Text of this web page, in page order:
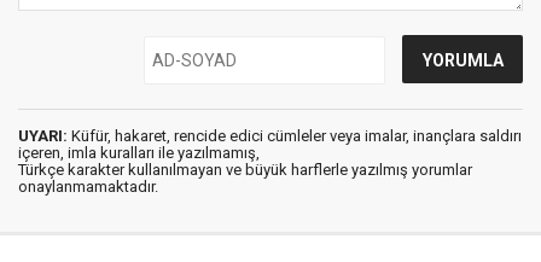
UYARI: Küfür, hakaret, rencide edici cümleler veya imalar, inançlara saldırı
içeren, imla kuralları ile yazılmamış,
Türkçe karakter kullanılmayan ve büyük harflerle yazılmış yorumlar
onaylanmamaktadır.